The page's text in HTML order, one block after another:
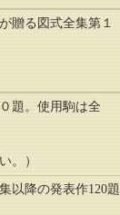
贈る図式全集第１
題。使用駒は全
。）
以降の発表作120題